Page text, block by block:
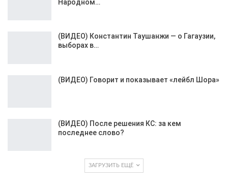
Народном…
(ВИДЕО) Константин Таушанжи — о Гагаузии,
выборах в…
(ВИДЕО) Говорит и показывает «лейбл Шора»
(ВИДЕО) После решения КС: за кем
последнее слово?
ЗАГРУЗИТЬ ЕЩЁ